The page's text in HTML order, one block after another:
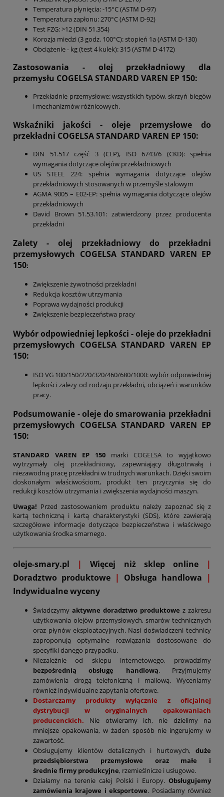
Temperatura płynięcia: -15°C (ASTM D-97)
Temperatura zapłonu: 270°C (ASTM D-92)
Test FZG: >12 (DIN 51.354)
Korozja miedzi (3 godz. 100°C): stopień 1a (ASTM D-130)
Obciążenie - kg (test 4 kulek): 315 (ASTM D-4172)
Zastosowania - olej przekładniowy dla
przemysłu COGELSA STANDARD VAREN EP 150:
Przekładnie przemysłowe: wszystkich typów, skrzyń biegów
i mechanizmów różnicowych.
Wskaźniki jakości - oleje przemysłowe do
przekładni COGELSA STANDARD VAREN EP 150:
DIN 51.517 część 3 (CLP), ISO 6743/6 (CKD): spełnia
wymagania dotyczące olejów przekładniowych
US STEEL 224: spełnia wymagania dotyczące olejów
przekładniowych stosowanych w przemyśle stalowym
AGMA 9005 – E02-EP: spełnia wymagania dotyczące olejów
przekładniowych
David Brown 51.53.101: zatwierdzony przez producenta
przekładni
Zalety - olej przekładniowy do przekładni
przemysłowych COGELSA STANDARD VAREN EP
150:
Zwiększenie żywotności przekładni
Redukcja kosztów utrzymania
Poprawa wydajności produkcji
Zwiększenie bezpieczeństwa pracy
Wybór odpowiedniej lepkości - oleje do przekładni
przemysłowych COGELSA STANDARD VAREN EP
150:
ISO VG 100/150/220/320/460/680/1000: wybór odpowiedniej
lepkości zależy od rodzaju przekładni, obciążeń i warunków
pracy.
Podsumowanie - oleje do smarowania przekładni
przemysłowych COGELSA STANDARD VAREN EP
150:
STANDARD VAREN EP 150 marki COGELSAto wyjątkowo
wytrzymały olej przekładniowy, zapewniający długotrwałą i
niezawodną pracę przekładni w trudnych warunkach. Dzięki swoim
doskonałym właściwościom, produkt ten przyczynia się do
redukcji kosztów utrzymania i zwiększenia wydajności maszyn.
Uwaga! Przed zastosowaniem produktu należy zapoznać się z
kartą techniczną i kartą charakterystyki (SDS), które zawierają
szczegółowe informacje dotyczące bezpieczeństwa i właściwego
użytkowania środka smarnego.
oleje-smary.pl | Więcej niż sklep online
|
Doradztwo produktowe | Obsługa handlowa |
Indywidualne wyceny
Świadczymy aktywne doradztwo produktowe z zakresu
użytkowania olejów przemysłowych, smarów technicznych
oraz płynów eksploatacyjnych. Nasi doświadczeni technicy
zaproponują optymalne rozwiązania dostosowane do
specyfiki danego przypadku.
Niezależnie od sklepu internetowego, prowadzimy
bezpośrednią obsługę handlową. Przyjmujemy
zamówienia drogą telefoniczną i mailową. Wyceniamy
również indywidualne zapytania ofertowe.
Dostarczamy produkty wyłącznie z oficjalnej
dystrybucji w oryginalnych opakowaniach
producenckich. Nie otwieramy ich, nie dzielimy na
mniejsze opakowania, w żaden sposób nie ingerujemy w
zawartość.
Obsługujemy klientów detalicznych i hurtowych, duże
przedsiębiorstwa przemysłowe oraz małe i
średnie firmy produkcyjne, rzemieślnicze i usługowe.
Działamy na terenie całej Polski i Europy. Obsługujemy
zamówienia krajowe i eksportowe. Posiadamy również